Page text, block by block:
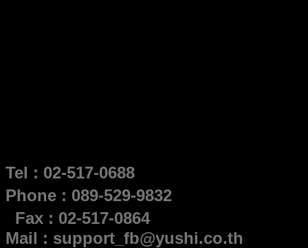
Tel : 02-517-0688
Phone : 089-529-9832
Fax : 02-517-0864
Mail : support_fb@yushi.co.th